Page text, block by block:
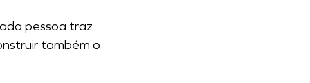
pessoa traz
também o